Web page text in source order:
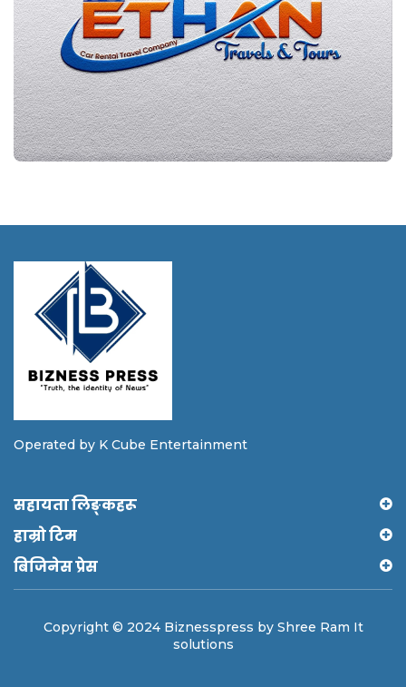
Operated by K Cube Entertainment
सहायता लिङ्कहरू
हाम्रो टिम
बिजिनेस प्रेस
Copyright © 2024 Biznesspress by Shree Ram It
solutions